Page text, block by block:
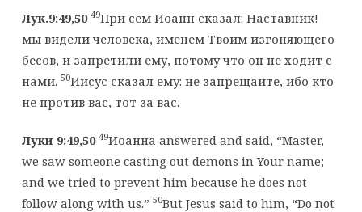
Лук.9:49,50 49При сем Иоанн сказал: Наставник!
мы видели человека, именем Твоим изгоняющего
бесов, и запретили ему, потому что он не ходит с
нами. 50Иисус сказал ему: не запрещайте, ибо кто
не против вас, тот за вас.
Луки 9:49,50 49Иоанна answered and said, “Master,
we saw someone casting out demons in Your name;
and we tried to prevent him because he does not
follow along with us.” 50But Jesus said to him, “Do not